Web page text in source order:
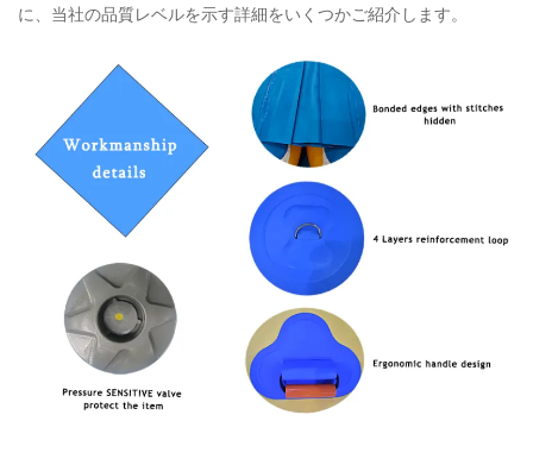
に、当社の品質レベルを示す詳細をいくつかご紹介します。